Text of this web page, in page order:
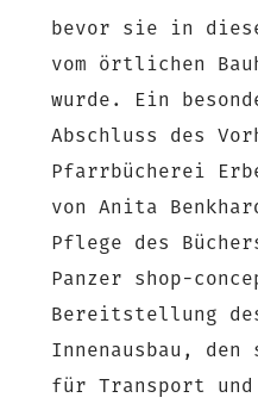
bevor sie in
vom örtlichen
wurde. Ein
Abschluss des
Pfarrbücherei
von Anita
Pflege des
Panzer shop-
Bereitstellung
Innenausbau, den
für Transport